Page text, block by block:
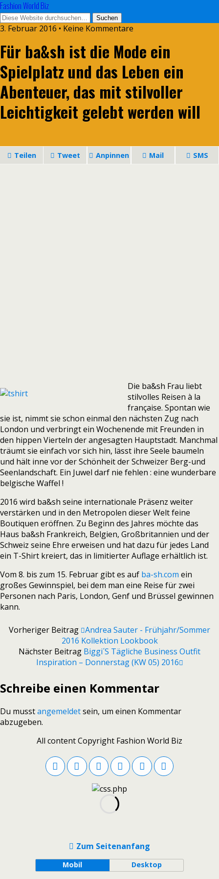
Fashion World Biz
3. Februar 2016 • Keine Kommentare
Für ba&sh ist die Mode ein
Spielplatz und das Leben ein
Abenteuer, das mit stilvoller
Leichtigkeit gelebt werden will
Teilen Tweet Anpinnen Mail SMS
Die ba&sh Frau liebt
stilvolles Reisen à la
française. Spontan wie
sie ist, nimmt sie schon einmal den nächsten Zug nach
London und verbringt ein Wochenende mit Freunden in
den hippen Vierteln der angesagten Hauptstadt. Manchmal
träumt sie einfach vor sich hin, lässt ihre Seele baumeln
und hält inne vor der Schönheit der Schweizer Berg-und
Seenlandschaft. Ein Juwel darf nie fehlen : eine wunderbare
belgische Waffel !
2016 wird ba&sh seine internationale Präsenz weiter
verstärken und in den Metropolen dieser Welt feine
Boutiquen eröffnen. Zu Beginn des Jahres möchte das
Haus ba&sh Frankreich, Belgien, Großbritannien und der
Schweiz seine Ehre erweisen und hat dazu für jedes Land
ein T-Shirt kreiert, das in limitierter Auflage erhältlich ist.
Vom 8. bis zum 15. Februar gibt es auf ba-sh.com ein
großes Gewinnspiel, bei dem man eine Reise für zwei
Personen nach Paris, London, Genf und Brüssel gewinnen
kann.
Vorheriger Beitrag Andrea Sauter - Frühjahr/Sommer
2016 Kollektion Lookbook
Nächster Beitrag Biggi´s Tägliche Business Outfit
Inspiration – Donnerstag (KW 05) 2016
Schreibe einen Kommentar
Du musstangemeldetsein, um einen Kommentar
abzugeben.
All content Copyright Fashion World Biz
Zum Seitenanfang
Mobil Desktop